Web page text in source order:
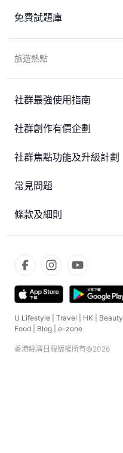
免費試題庫
旅遊熱點
社群最強使用指南
社群創作有價企劃
社群焦點功能及升級計劃
常見問題
條款及細則
U Lifestyle Travel HK Beauty
Food
Blog e-zone
香港經濟日報版權所有©2026